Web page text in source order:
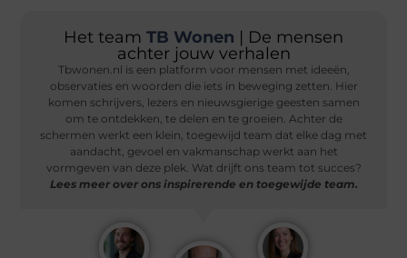
Het team TB Wonen | De mensen
achter jouw verhalen
Tbwonen.nl is een platform voor mensen met ideeën,
observaties en woorden die iets in beweging zetten. Hier
komen schrijvers, lezers en nieuwsgierige geesten samen
om te ontdekken, te delen en te groeien. Achter de
schermen werkt een klein, toegewijd team dat elke dag met
aandacht, gevoel en vakmanschap werkt aan het
vormgeven van deze plek. Wat drijft ons team tot succes?
Lees meer over ons inspirerende en toegewijde team.